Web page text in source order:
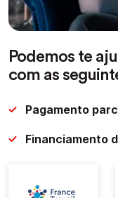
Podemos te
com as
Pagamento
Financiamento